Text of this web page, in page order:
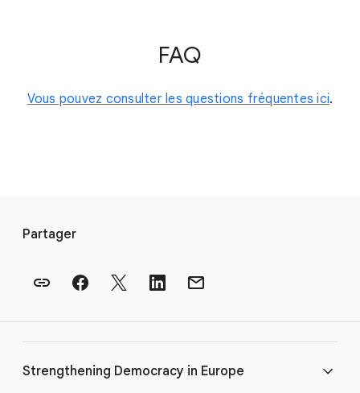
FAQ
Vous pouvez consulter les questions fréquentes ici.
Partager
Strengthening Democracy in Europe